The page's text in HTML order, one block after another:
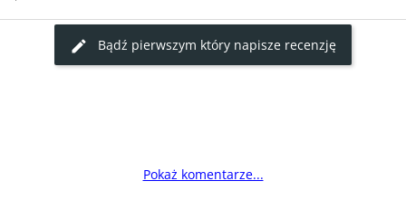
Bądź pierwszym który napisze recenzję
Pokaż komentarze...